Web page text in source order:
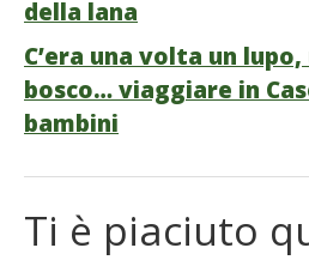
della lana
C’era una volta un
bosco… viaggiare in
bambini
Ti è piaciuto